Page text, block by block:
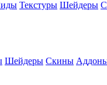
Текстуры Шейдеры
Шейдеры Скины